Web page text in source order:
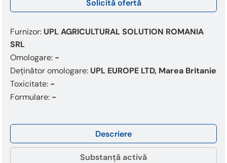
Solicită ofertă
Furnizor: UPL AGRICULTURAL SOLUTION ROMANIA
SRL
Omologare: -
Deținător omologare: UPL EUROPE LTD, Marea Britanie
Toxicitate: -
Formulare: -
Descriere
Substanță activă